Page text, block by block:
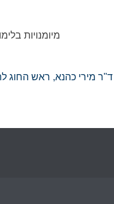
מיומנויות
ד"ר מירי כהנא, ראש